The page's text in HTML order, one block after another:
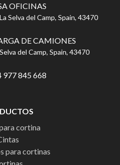
OFICINAS
Selva del Camp, Spain, 43470
DE CAMIONES
del Camp, Spain, 43470
977 845 668
cortina
para cortinas